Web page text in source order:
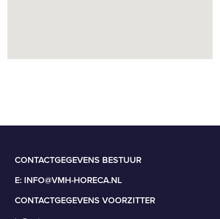
CONTACTGEGEVENS BESTUUR
E: INFO@VMH-HORECA.NL
CONTACTGEGEVENS VOORZITTER